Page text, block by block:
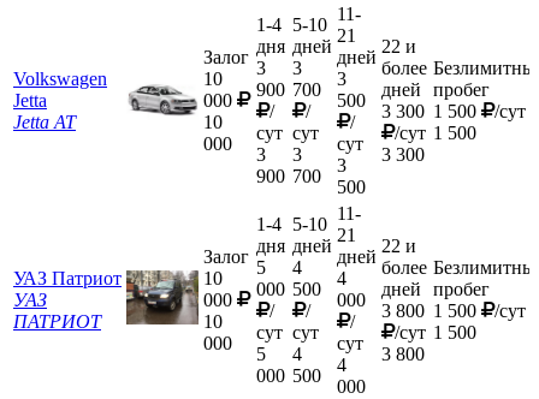
Volkswagen
Jetta
Jetta AT
Залог
10
000
10
000
1-4
дня
3
900
/
сут
3
900
5-10
дней
3
700
/
сут
3
700
11-
21
дней
3
500
/
сут
3
500
22 и
более
дней
3 300
/сут
3 300
пробег
1 500
/сут
1 500
УАЗ Патриот
УАЗ
ПАТРИОТ
Залог
10
000
10
000
1-4
дня
5
000
/
сут
5
000
5-10
дней
4
500
/
сут
4
500
11-
21
дней
4
000
/
сут
4
000
22 и
более
дней
3 800
/сут
3 800
пробег
1 500
/сут
1 500